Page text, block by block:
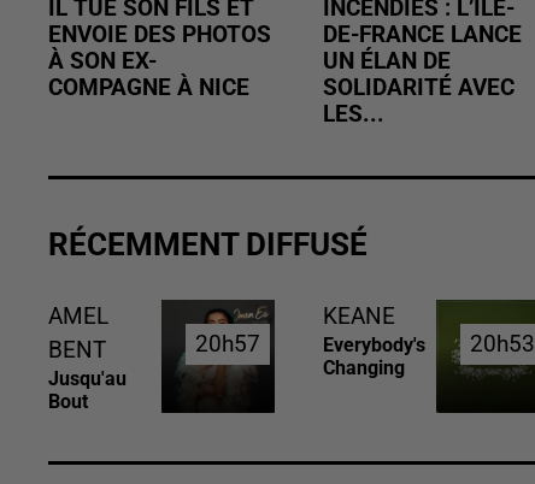
IL TUE SON FILS ET
ENVOIE DES PHOTOS
À SON EX-
COMPAGNE À NICE
INCENDIES : L’ÎLE-
DE-FRANCE LANCE
UN ÉLAN DE
SOLIDARITÉ AVEC
LES...
RÉCEMMENT DIFFUSÉ
AMEL
BENT
Jusqu'au
Bout
20h57
20h57
KEANE
Everybody's
Changing
20h53
20h53